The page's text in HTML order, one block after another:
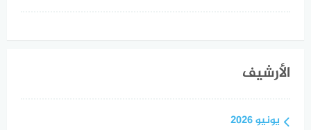
الأرشيف
يونيو 2026